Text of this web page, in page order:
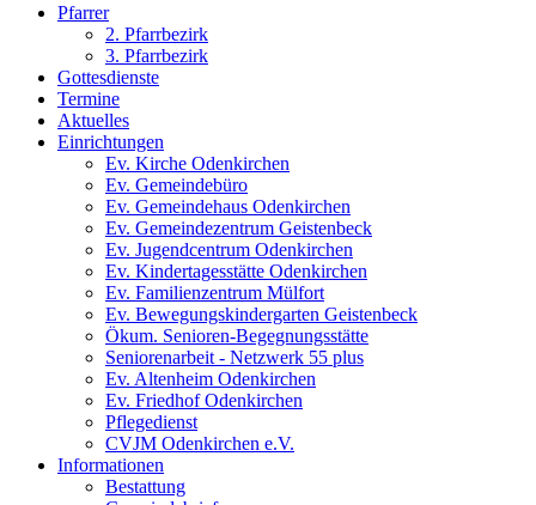
Pfarrer
2. Pfarrbezirk
3. Pfarrbezirk
Gottesdienste
Termine
Aktuelles
Einrichtungen
Ev. Kirche Odenkirchen
Ev. Gemeindebüro
Ev. Gemeindehaus Odenkirchen
Ev. Gemeindezentrum Geistenbeck
Ev. Jugendcentrum Odenkirchen
Ev. Kindertagesstätte Odenkirchen
Ev. Familienzentrum Mülfort
Ev. Bewegungskindergarten Geistenbeck
Ökum. Senioren-Begegnungsstätte
Seniorenarbeit - Netzwerk 55 plus
Ev. Altenheim Odenkirchen
Ev. Friedhof Odenkirchen
Pflegedienst
CVJM Odenkirchen e.V.
Informationen
Bestattung